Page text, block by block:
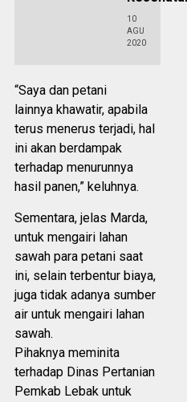
10
AGU
2020
“Saya dan petani
lainnya khawatir, apabila
terus menerus terjadi, hal
ini akan berdampak
terhadap menurunnya
hasil panen,” keluhnya.
Sementara, jelas Marda,
untuk mengairi lahan
sawah para petani saat
ini, selain terbentur biaya,
juga tidak adanya sumber
air untuk mengairi lahan
sawah.
Pihaknya meminita
terhadap Dinas Pertanian
Pemkab Lebak untuk